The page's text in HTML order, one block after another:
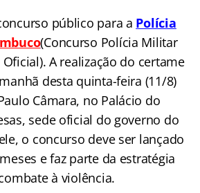
público para a Polícia
(Concurso Polícia Militar
A realização do certame
desta quinta-feira (11/8)
Câmara, no Palácio do
sede oficial do governo do
o concurso deve ser lançado
e faz parte da estratégia
à violência.